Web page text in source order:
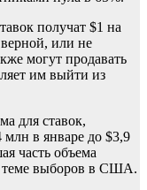
получат $1 на
или не
могут продавать
им выйти из
для ставок,
млн в январе до $3,9
часть объема
теме выборов в США.